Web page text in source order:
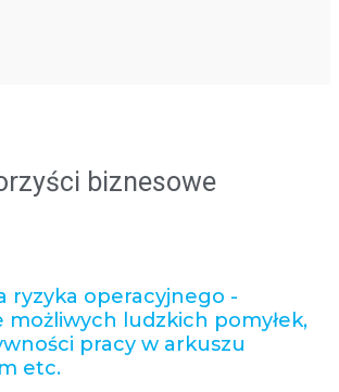
biznesowe
ryzyka operacyjnego -
możliwych ludzkich pomyłek,
pracy w arkuszu
etc.